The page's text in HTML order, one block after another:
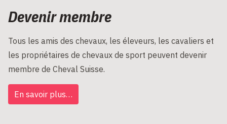
Devenir membre
Tous les amis des chevaux, les éleveurs, les cavaliers et
les propriétaires de chevaux de sport peuvent devenir
membre de Cheval Suisse.
En savoir plus…